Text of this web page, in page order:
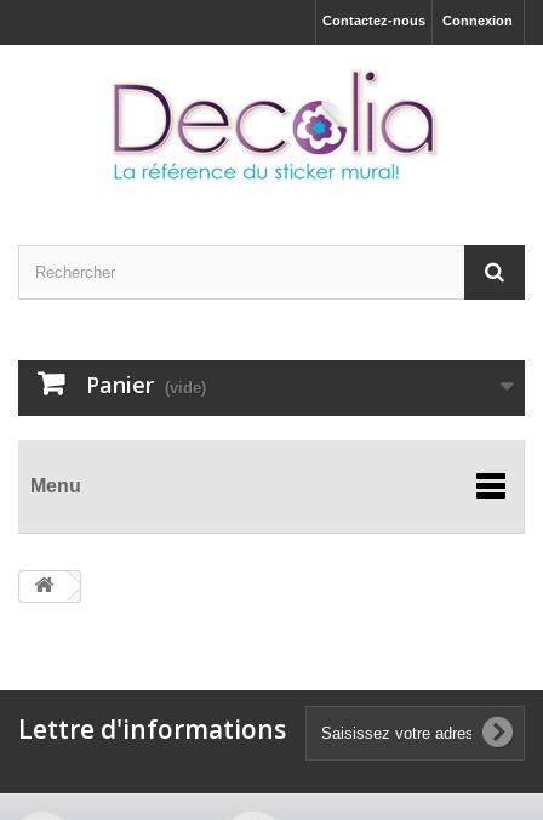
Connexion
Contactez-nous
Panier (vide)
Menu
Lettre d'informations